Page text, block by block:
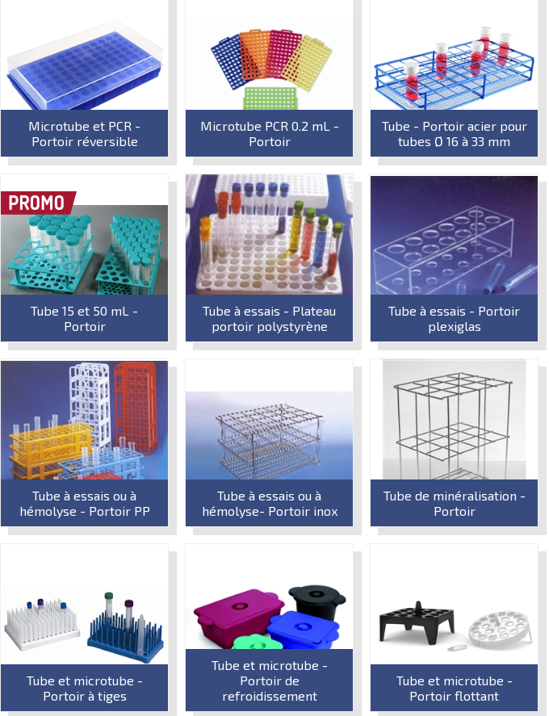
Microtube et PCR -
Portoir réversible
Microtube PCR 0.2 mL -
Portoir
Tube - Portoir acier pour
tubes Ø 16 à 33 mm
Tube 15 et 50 mL -
Portoir
Tube à essais - Plateau
portoir polystyrène
Tube à essais - Portoir
plexiglas
Tube à essais ou à
hémolyse - Portoir PP
Tube à essais ou à
hémolyse- Portoir inox
Tube de minéralisation -
Portoir
Tube et microtube -
Portoir à tiges
Tube et microtube -
Portoir de
refroidissement
Tube et microtube -
Portoir flottant